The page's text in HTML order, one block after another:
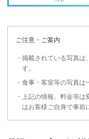
ご注意・ご案内
掲載されている写真は
す。
食事・客室等の写真は
上記の情報、料金等
はお客様ご自身で事前